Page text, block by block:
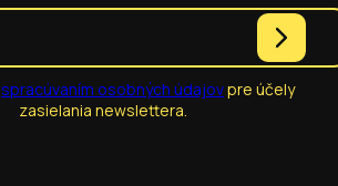
spracúvaním osobných údajovpre účely
zasielania newslettera.